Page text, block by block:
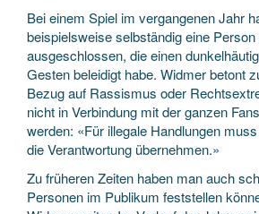
Bei einem Spiel im vergangenen Jahr
beispielsweise selbständig eine
ausgeschlossen, die einen
Gesten beleidigt habe. Widmer betont
Bezug auf Rassismus oder
nicht in Verbindung mit der ganzen
werden: «Für illegale Handlungen
die Verantwortung übernehmen.»
Zu früheren Zeiten haben man auch
Personen im Publikum feststellen